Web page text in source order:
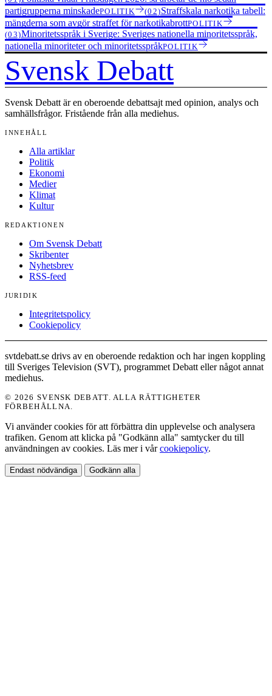
partigrupperna minskadePOLITIK (02)Straffskala narkotika tabell:
mängderna som avgör straffet för narkotikabrottPOLITIK
(03)Minoritetsspråk i Sverige: Sveriges nationella minoritetsspråk,
nationella minoriteter och minoritetsspråkPOLITIK
Svensk Debatt
Svensk Debatt är en oberoende debattsajt med opinion, analys och
samhällsfrågor. Fristående från alla mediehus.
INNEHÅLL
Alla artiklar
Politik
Ekonomi
Medier
Klimat
Kultur
REDAKTIONEN
Om Svensk Debatt
Skribenter
Nyhetsbrev
RSS-feed
JURIDIK
Integritetspolicy
Cookiepolicy
svtdebatt.se drivs av en oberoende redaktion och har ingen koppling
till Sveriges Television (SVT), programmet Debatt eller något annat
mediehus.
© 2026 SVENSK DEBATT. ALLA RÄTTIGHETER
FÖRBEHÅLLNA.
Vi använder cookies för att förbättra din upplevelse och analysera
trafiken. Genom att klicka på "Godkänn alla" samtycker du till
användningen av cookies. Läs mer i vårcookiepolicy.
Endast nödvändiga Godkänn alla